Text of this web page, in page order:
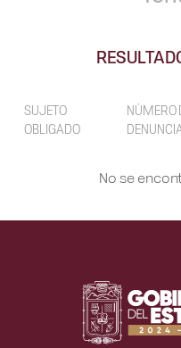
SUJETO
OBLIGADO
NÚMERO
No se